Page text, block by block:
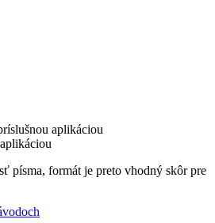
aplikáciou
písma, formát je preto vhodný skôr pre